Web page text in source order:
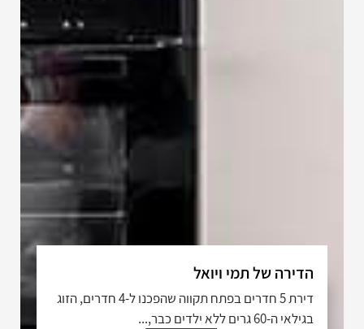
הדירה של תמי ויואל
דירת 5 חדרים בפתח תקווה שהפכנו ל-4 חדרים, הזוג
בגילאי ה-60 גרים ללא ילדים כבר,...